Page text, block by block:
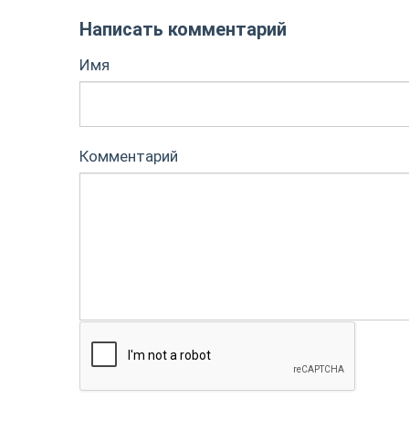
Написать комментарий
Имя
Комментарий